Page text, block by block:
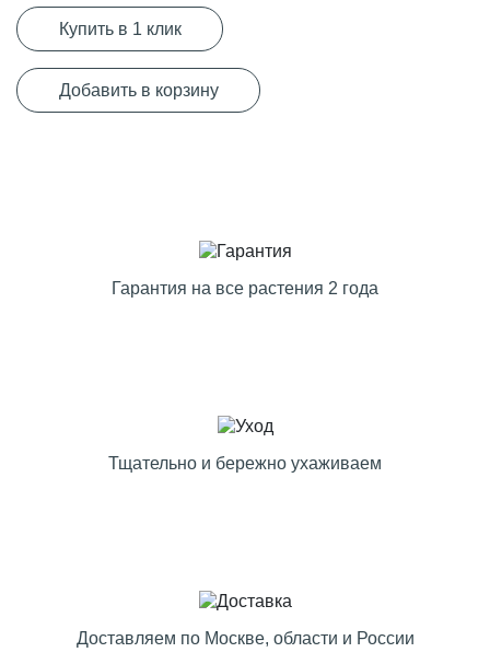
Купить в 1 клик
Добавить в корзину
Гарантия на все растения 2 года
Тщательно и бережно ухаживаем
Доставляем по Москве, области и России